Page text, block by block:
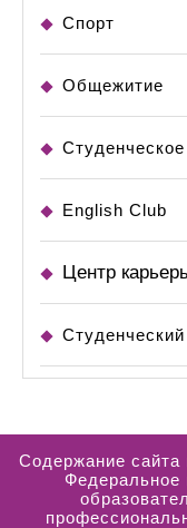
Спорт
Общежитие
English Club
Центр
Содержание сайта
Федеральное